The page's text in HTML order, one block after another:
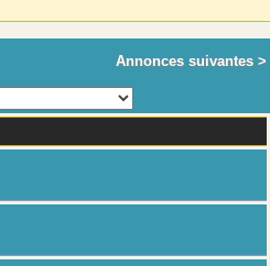
Annonces suivantes >